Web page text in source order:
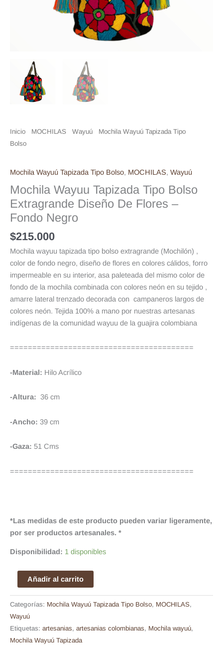
Inicio MOCHILAS Wayuú
Mochila Wayuú Tapizada Tipo
Bolso
Mochila Wayuú Tapizada Tipo Bolso, MOCHILAS, Wayuú
Mochila Wayuu Tapizada Tipo Bolso
Extragrande Diseño De Flores –
Fondo Negro
$215.000
Mochila wayuu tapizada tipo bolso extragrande (Mochilón) ,
color de fondo negro, diseño de flores en colores cálidos, forro
impermeable en su interior, asa paleteada del mismo color de
fondo de la mochila combinada con colores neón en su tejido ,
amarre lateral trenzado decorada con campaneros largos de
colores neón. Tejida 100% a mano por nuestras artesanas
indígenas de la comunidad wayuu de la guajira colombiana
=========================================
-Material: Hilo Acrílico
-Altura: 36 cm
-Ancho: 39 cm
-Gaza: 51 Cms
=========================================
*Las medidas de este producto pueden variar ligeramente,
por ser productos artesanales. *
Disponibilidad: 1 disponibles
Añadir al carrito
Categorías: Mochila Wayuú Tapizada Tipo Bolso, MOCHILAS,
Wayuú
Etiquetas: artesanias, artesanias colombianas, Mochila wayuú,
Mochila Wayuú Tapizada